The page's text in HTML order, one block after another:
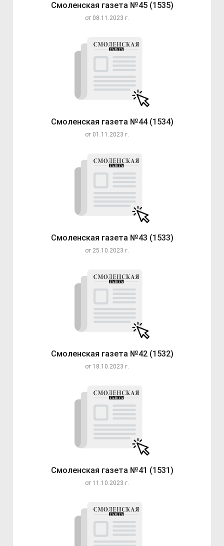
Смоленская газета №45 (1535)
от 08.11.2023 г.
Смоленская газета №44 (1534)
от 01.11.2023 г.
Смоленская газета №43 (1533)
от 25.10.2023 г.
Смоленская газета №42 (1532)
от 18.10.2023 г.
Смоленская газета №41 (1531)
от 11.10.2023 г.